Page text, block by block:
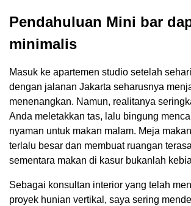
Pendahuluan Mini bar
minimalis
Masuk ke apartemen studio setelah
dengan jalanan Jakarta seharusnya
menenangkan. Namun, realitanya
Anda meletakkan tas, lalu bingung
nyaman untuk makan malam. Meja
terlalu besar dan membuat ruangan
sementara makan di kasur bukanlah
Sebagai konsultan interior yang telah
proyek hunian vertikal, saya sering